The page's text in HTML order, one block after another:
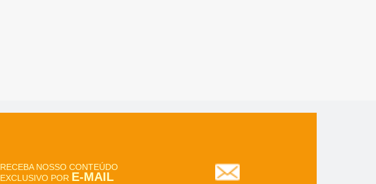
RECEBA NOSSO CONTEÚDO
EXCLUSIVO POR E-MAIL